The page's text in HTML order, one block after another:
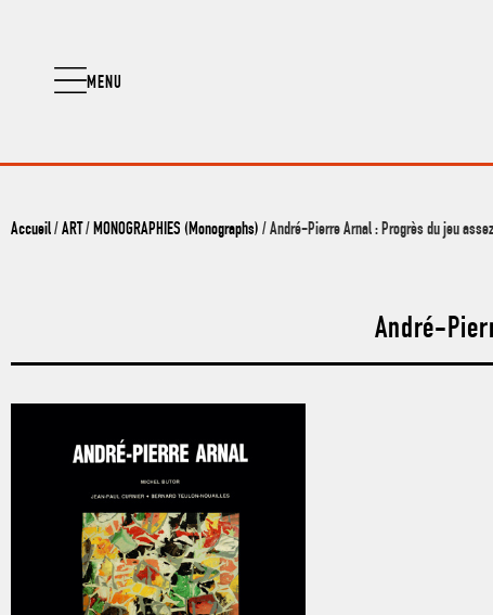
MENU
Accueil/ ART / MONOGRAPHIES (Monographs) / André-Pierre Arnal : Progrès du jeu
André-